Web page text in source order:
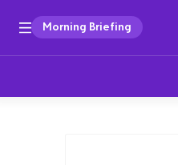
Morning Briefing